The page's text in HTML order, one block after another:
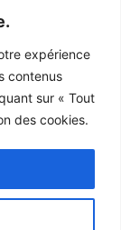
expérience
contenus
sur « Tout
des cookies.
à tout